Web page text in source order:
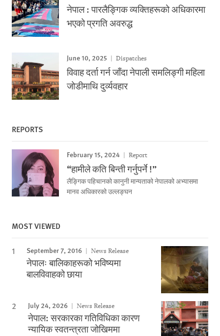
नेपाल : पारलैङ्गिक व्यक्तिहरूको अधिकारमा
भएको प्रगति अवरुद्ध
June 10, 2025 Dispatches
विवाह दर्ता गर्न जाँदा नेपाली समलिङ्गी महिला
जोडीमाथि दुर्व्यवहार
REPORTS
February 15, 2024 Report
“हामीले कति बिन्ती गर्नुपर्ने !”
लैङ्गिक पहिचानको कानुनी मान्यताको नेपालको अभ्यासमा
मानव अधिकारको उल्लङ्घन
MOST VIEWED
September 7, 2016 News Release
नेपालः बालिकाहरूको भविष्यमा
बालविवाहको छाया
July 24, 2026 News Release
नेपाल: सरकारका गतिविधिका कारण
न्यायिक स्वतन्त्रता जोखिममा